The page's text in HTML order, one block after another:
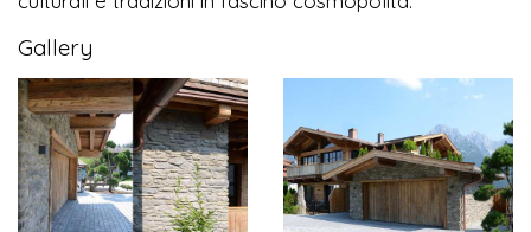
Gallery